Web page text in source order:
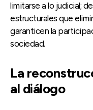
limitarse a lo judicial;
estructurales que
garanticen la
sociedad.
La
al diálogo